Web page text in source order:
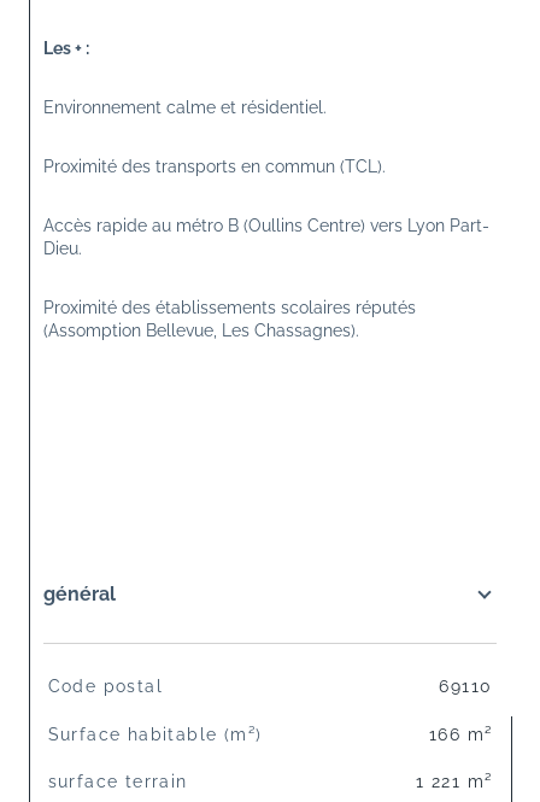
Les + :
Environnement calme et résidentiel.
Proximité des transports en commun (TCL).
Accès rapide au métro B (Oullins Centre) vers Lyon Part-
Dieu.
Proximité des établissements scolaires réputés
(Assomption Bellevue, Les Chassagnes).
général
TRAD_SIROCCO_Caracteristique
Code postal 69110
Surface habitable (m²) 166 m²
surface terrain 1 221 m²